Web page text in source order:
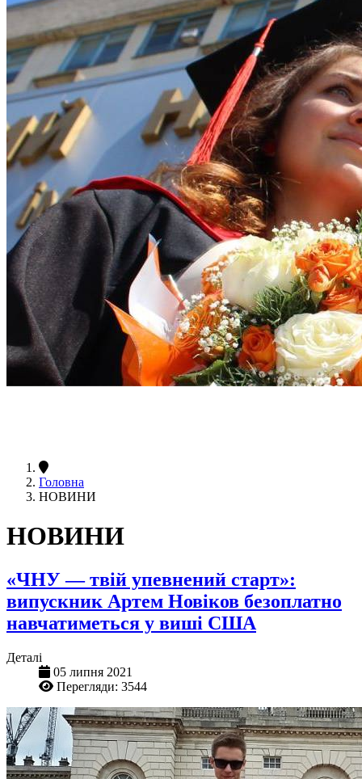
Головна
НОВИНИ
НОВИНИ
«ЧНУ — твій упевнений старт»:
випускник Артем Новіков безоплатно
навчатиметься у виші США
Деталі
05 липня 2021
Перегляди: 3544